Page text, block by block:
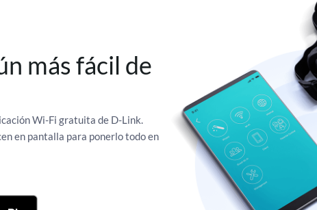
más fácil de
Wi-Fi gratuita de D-Link.
en pantalla para ponerlo todo en